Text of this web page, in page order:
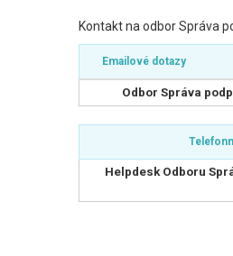
Kontakt na odbor Správa
Emailové dotazy
Odbor Správa
Helpdesk Odboru